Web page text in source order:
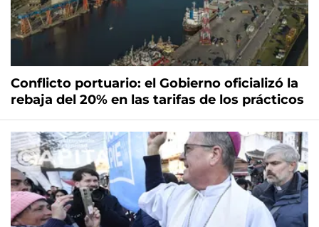
Conflicto portuario: el Gobierno oficializó la
rebaja del 20% en las tarifas de los prácticos